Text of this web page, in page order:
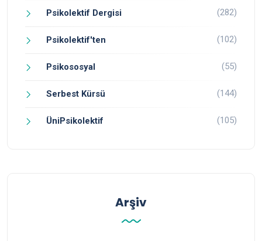
Psikolektif Dergisi (282)
Psikolektif'ten (102)
Psikososyal (55)
Serbest Kürsü (144)
ÜniPsikolektif (105)
Arşiv